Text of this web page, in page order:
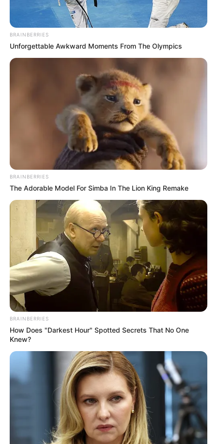
TAGS
ΕΡΓΟΣΤΑΣΙΟ
ΦΩΤΙΑ ΕΥΒΟΙΑ ΤΩΡΑ
ΤΑΥΤΟΤΗΤΑ ΚΑΙ ΕΠΙΚΟΙΝΩΝΙΑ ΟΡΟΙ ΧΡΗΣΗΣ
© 2025 EVIANEWS του Γιώργου Κουτσελίνη
BRAINBERRIES
Unforgettable Awkward Moments From The Olympics
BRAINBERRIES
The Adorable Model For Simba In The Lion King Remake
BRAINBERRIES
How Does "Darkest Hour" Spotted Secrets That No One
Knew?